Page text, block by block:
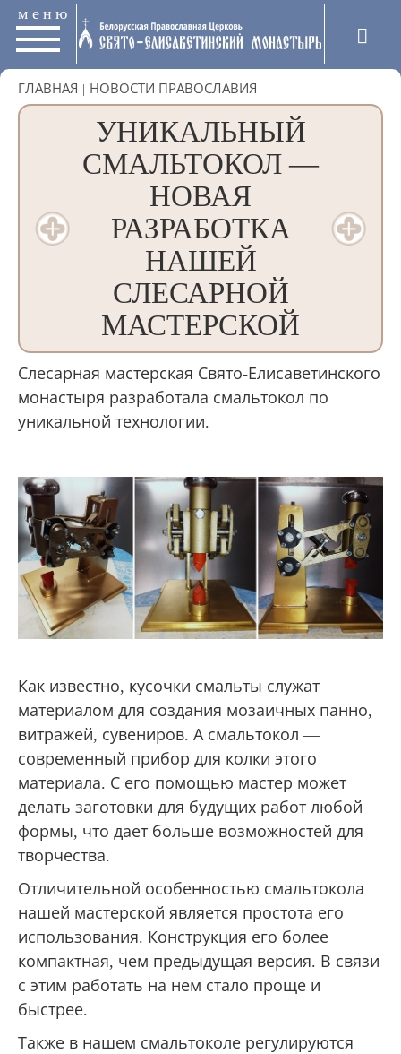
меню
ГЛАВНАЯ | НОВОСТИ ПРАВОСЛАВИЯ
УНИКАЛЬНЫЙ
СМАЛЬТОКОЛ —
НОВАЯ
РАЗРАБОТКА
НАШЕЙ
СЛЕСАРНОЙ
МАСТЕРСКОЙ
Слесарная мастерская Свято-Елисаветинского
монастыря разработала смальтокол по
уникальной технологии.
Как известно, кусочки смальты служат
материалом для создания мозаичных панно,
витражей, сувениров. А смальтокол —
современный прибор для колки этого
материала. С его помощью мастер может
делать заготовки для будущих работ любой
формы, что дает больше возможностей для
творчества.
Отличительной особенностью смальтокола
нашей мастерской является простота его
использования. Конструкция его более
компактная, чем предыдущая версия. В связи
с этим работать на нем стало проще и
быстрее.
Также в нашем смальтоколе регулируются